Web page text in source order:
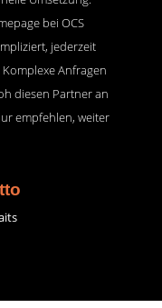
bei OCS
jederzeit
Anfragen
diesen Partner an
empfehlen, weiter